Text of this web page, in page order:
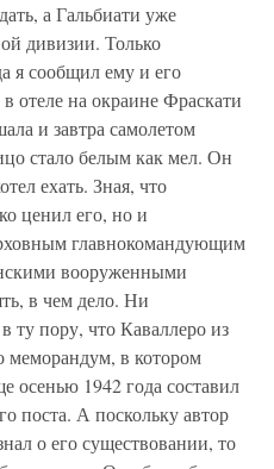
а Гальбиати уже
дивизии. Только
я сообщил ему и его
отеле на окраине Фраскати
и завтра самолетом
стало белым как мел. Он
ехать. Зная, что
ценил его, но и
главнокомандующим
вооруженными
в чем дело. Ни
ту пору, что Каваллеро из
меморандум, в котором
осенью 1942 года составил
поста. А поскольку автор
о его существовании, то